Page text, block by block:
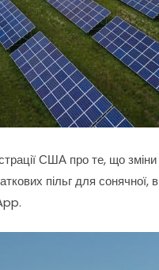
США про те, що
пільг для сонячної,